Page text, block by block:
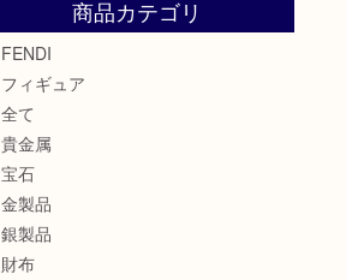
商品カテゴリ
FENDI
フィギュア
全て
貴金属
宝石
金製品
銀製品
財布